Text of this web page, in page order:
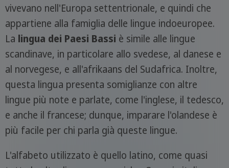
vivevano nell'Europa settentrionale, e quindi che
appartiene alla famiglia delle lingue indoeuropee.
La lingua dei Paesi Bassi è simile alle lingue
scandinave, in particolare allo svedese, al danese e
al norvegese, e all'afrikaans del Sudafrica. Inoltre,
questa lingua presenta somiglianze con altre
lingue più note e parlate, come l'inglese, il tedesco,
e anche il francese; dunque, imparare l'olandese è
più facile per chi parla già queste lingue.
L'alfabeto utilizzato è quello latino, come quasi